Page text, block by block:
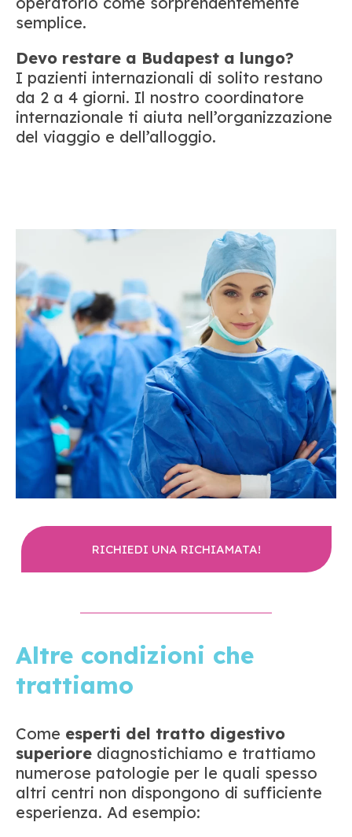
semplice.
Devo restare a Budapest a lungo?
I pazienti internazionali di solito restano
da 2 a 4 giorni. Il nostro coordinatore
internazionale ti aiuta nell’organizzazione
del viaggio e dell’alloggio.
RICHIEDI UNA RICHIAMATA!
Altre condizioni che
trattiamo
Come esperti del tratto digestivo
superiore diagnostichiamo e trattiamo
numerose patologie per le quali spesso
altri centri non dispongono di sufficiente
esperienza. Ad esempio: